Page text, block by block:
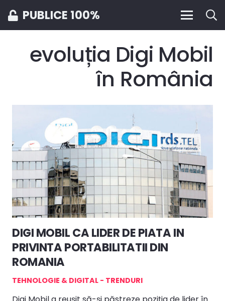
PUBLICE 100%
evoluția Digi Mobil
în România
DIGI MOBIL CA LIDER DE PIATA IN
PRIVINTA PORTABILITATII DIN
ROMANIA
TEHNOLOGIE & DIGITAL - TRENDURI